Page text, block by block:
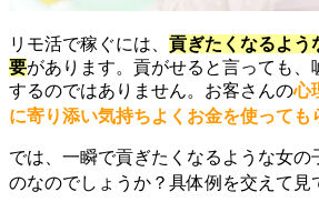
リモ活で稼ぐには、 貢ぎたくなるよう
要があります。貢がせると言っても、
するのではありません。お客さんの心
に寄り添い気持ちよくお金を使っても
では、一瞬で貢ぎたくなるような女の
のなのでしょうか？具体例を交えて見